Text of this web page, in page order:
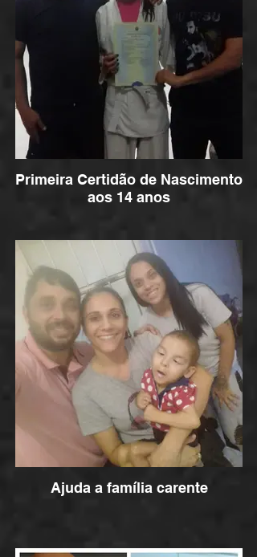
Primeira Certidão de Nascimento
aos 14 anos
Ajuda a família carente